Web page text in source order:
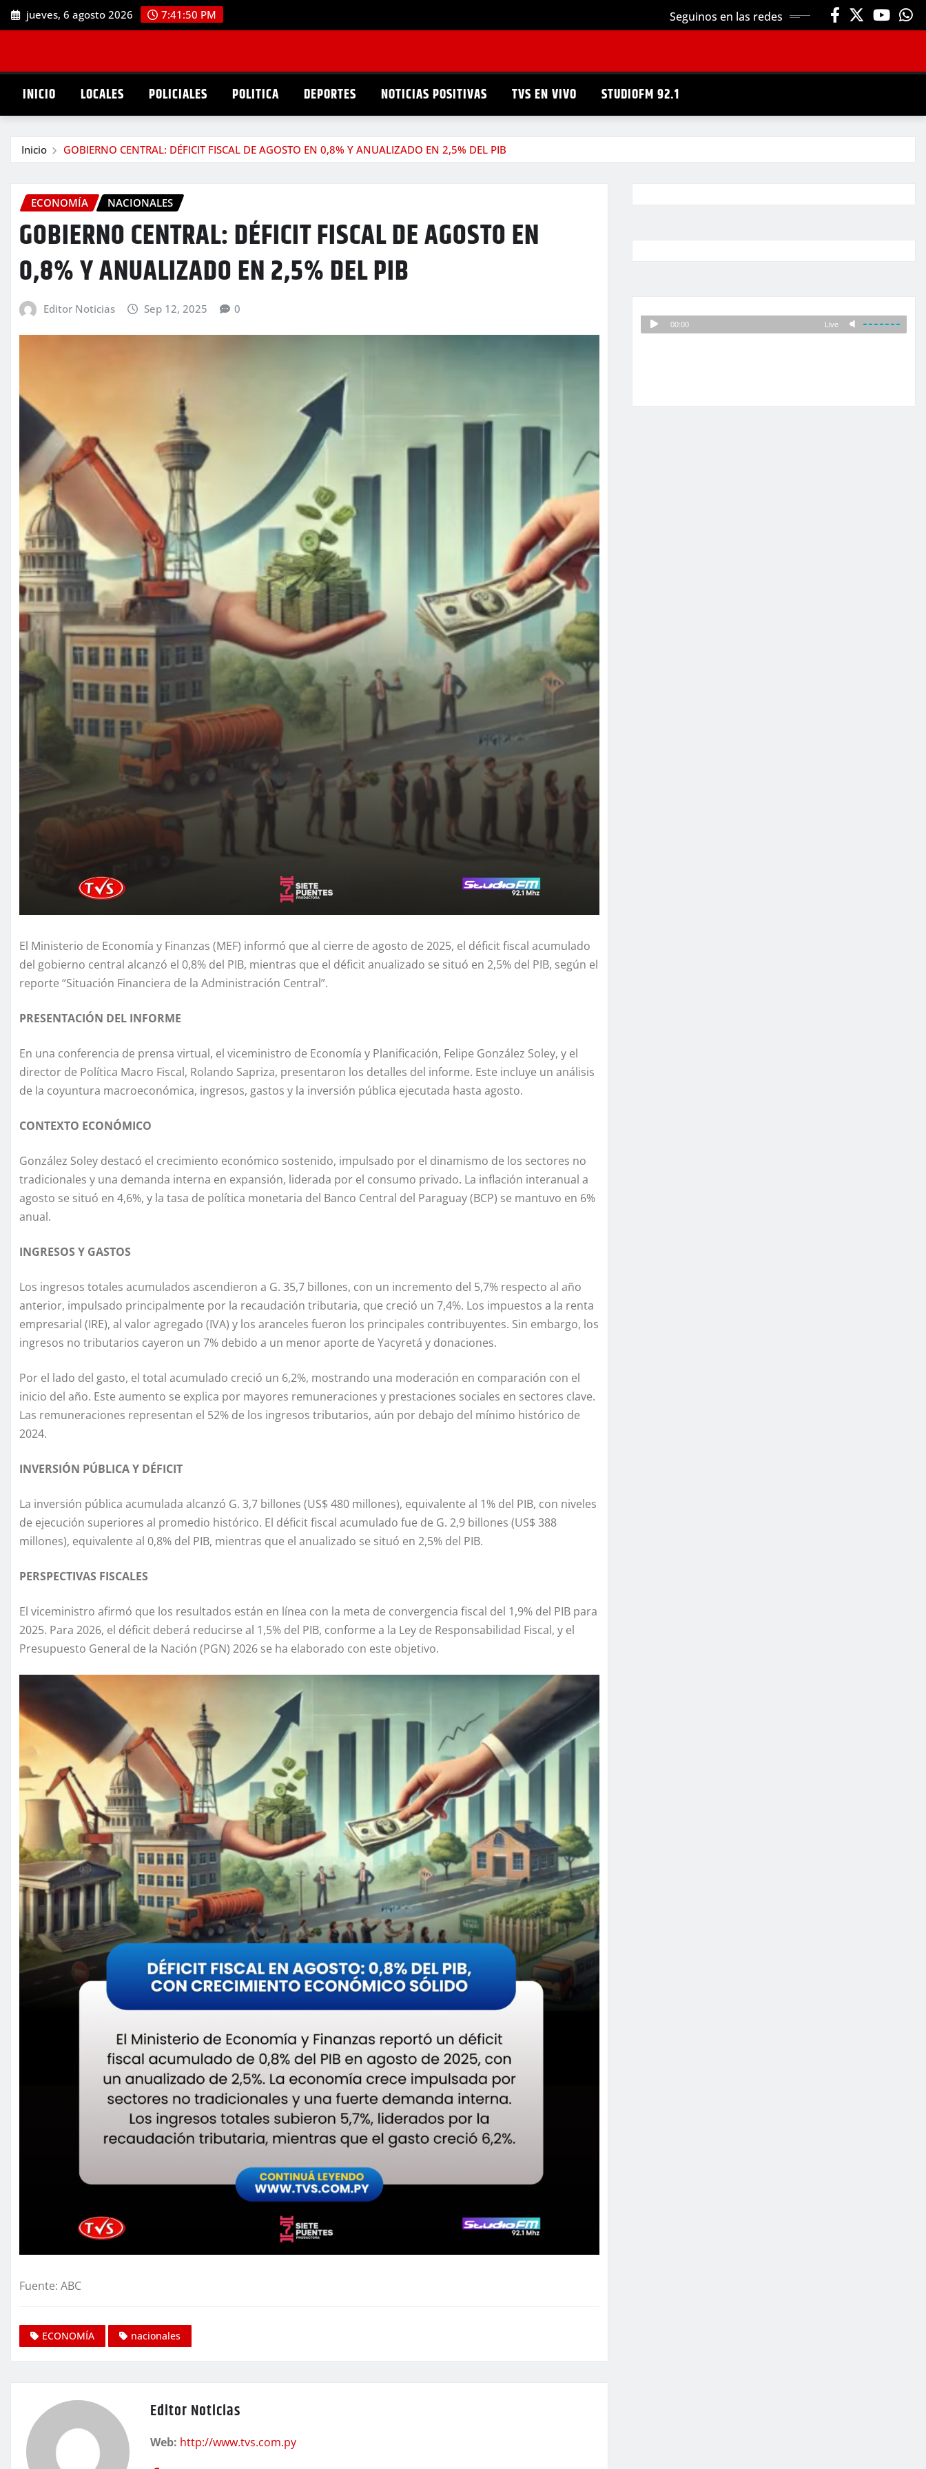
Saltar
al
jueves, 6 agosto 2026 7:41:51 PM Seguinos en las redes
INICIO LOCALES POLICIALES POLITICA DEPORTES NOTICIAS POSITIVAS TVS EN VIVO STUDIOFM 92.1
Inicio GOBIERNO CENTRAL: DÉFICIT FISCAL DE AGOSTO EN 0,8% Y ANUALIZADO EN 2,5% DEL PIB
ECONOMÍA NACIONALES
GOBIERNO CENTRAL: DÉFICIT FISCAL DE AGOSTO EN
0,8% Y ANUALIZADO EN 2,5% DEL PIB
Editor Noticias Sep 12, 2025 0
El Ministerio de Economía y Finanzas (MEF) informó que al cierre de agosto de 2025, el déficit fiscal acumulado
del gobierno central alcanzó el 0,8% del PIB, mientras que el déficit anualizado se situó en 2,5% del PIB, según el
reporte “Situación Financiera de la Administración Central”.
PRESENTACIÓN DEL INFORME
En una conferencia de prensa virtual, el viceministro de Economía y Planificación, Felipe González Soley, y el
director de Política Macro Fiscal, Rolando Sapriza, presentaron los detalles del informe. Este incluye un análisis
de la coyuntura macroeconómica, ingresos, gastos y la inversión pública ejecutada hasta agosto.
CONTEXTO ECONÓMICO
González Soley destacó el crecimiento económico sostenido, impulsado por el dinamismo de los sectores no
tradicionales y una demanda interna en expansión, liderada por el consumo privado. La inflación interanual a
agosto se situó en 4,6%, y la tasa de política monetaria del Banco Central del Paraguay (BCP) se mantuvo en 6%
anual.
INGRESOS Y GASTOS
Los ingresos totales acumulados ascendieron a G. 35,7 billones, con un incremento del 5,7% respecto al año
anterior, impulsado principalmente por la recaudación tributaria, que creció un 7,4%. Los impuestos a la renta
empresarial (IRE), al valor agregado (IVA) y los aranceles fueron los principales contribuyentes. Sin embargo, los
ingresos no tributarios cayeron un 7% debido a un menor aporte de Yacyretá y donaciones.
Por el lado del gasto, el total acumulado creció un 6,2%, mostrando una moderación en comparación con el
inicio del año. Este aumento se explica por mayores remuneraciones y prestaciones sociales en sectores clave.
Las remuneraciones representan el 52% de los ingresos tributarios, aún por debajo del mínimo histórico de
2024.
INVERSIÓN PÚBLICA Y DÉFICIT
La inversión pública acumulada alcanzó G. 3,7 billones (US$ 480 millones), equivalente al 1% del PIB, con niveles
de ejecución superiores al promedio histórico. El déficit fiscal acumulado fue de G. 2,9 billones (US$ 388
millones), equivalente al 0,8% del PIB, mientras que el anualizado se situó en 2,5% del PIB.
PERSPECTIVAS FISCALES
El viceministro afirmó que los resultados están en línea con la meta de convergencia fiscal del 1,9% del PIB para
2025. Para 2026, el déficit deberá reducirse al 1,5% del PIB, conforme a la Ley de Responsabilidad Fiscal, y el
Presupuesto General de la Nación (PGN) 2026 se ha elaborado con este objetivo.
Fuente: ABC
ECONOMÍA nacionales
Editor Noticias
Web: http://www.tvs.com.py